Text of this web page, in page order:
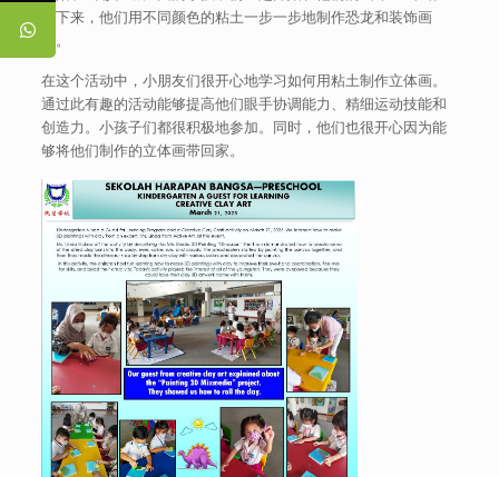
接下来，他们用不同颜色的粘土一步一步地制作恐龙和装饰画
布。
在这个活动中，小朋友们很开心地学习如何用粘土制作立体画。
通过此有趣的活动能够提高他们眼手协调能力、精细运动技能和
创造力。小孩子们都很积极地参加。同时，他们也很开心因为能
够将他们制作的立体画带回家。